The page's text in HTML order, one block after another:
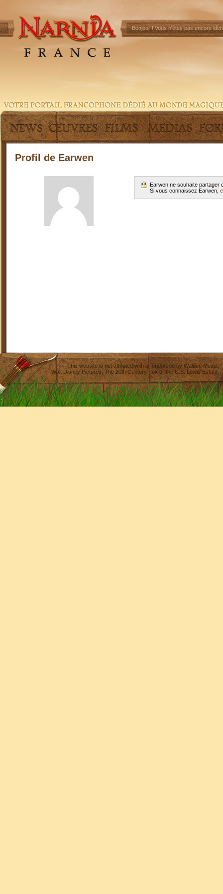
Bonjour !Vous n'êtes pas encore
Profil de Earwen
Earwen ne souhaite partager
Si vous connaissez Earwen,
This website is not affiliated with or endorsed byWalden Media
Walt Disney Pictures,The 20th Century Fox or the C.S. Lewis Estate.